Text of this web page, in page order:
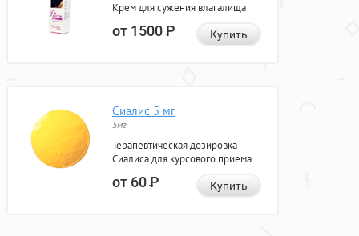
Крем для сужения влагалища
от 1500Р Купить
Сиалис 5 мг
5мг
Терапевтическая дозировка
Сиалиса для курсового приема
от 60Р Купить